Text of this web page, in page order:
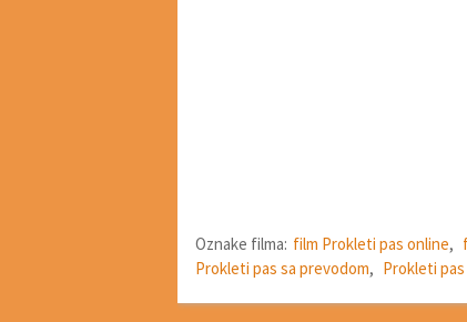
Oznake filma: film Prokleti pas online,
Prokleti pas sa prevodom, Prokleti pas